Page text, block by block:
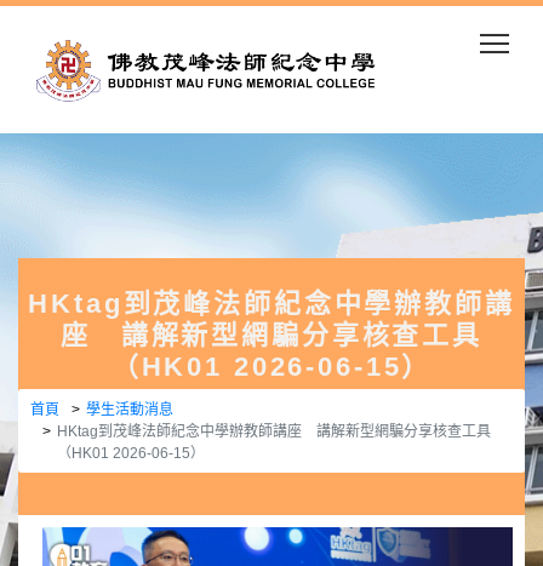
HKtag到茂峰法師紀念中學辦教師講
座 講解新型網騙分享核查工具
（HK01 2026-06-15）
首頁
學生活動消息
HKtag到茂峰法師紀念中學辦教師講座 講解新型網騙分享核查工具
（HK01 2026-06-15）